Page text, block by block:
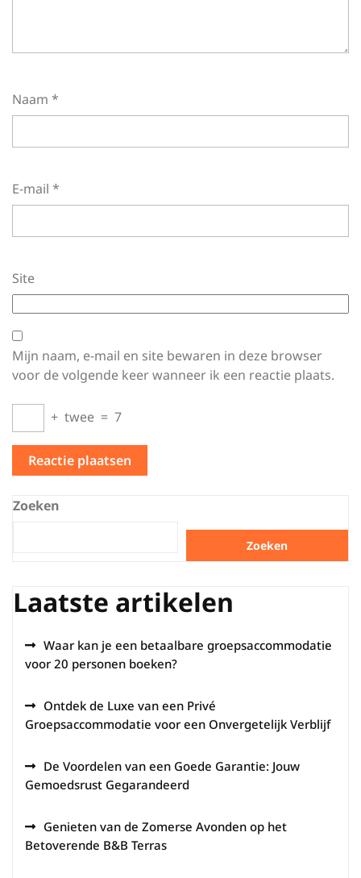
Naam *
E-mail *
Site
Mijn naam, e-mail en site bewaren in deze browser
voor de volgende keer wanneer ik een reactie plaats.
+ twee = 7
Zoeken
Zoeken
Laatste artikelen
Waar kan je een betaalbare groepsaccommodatie
voor 20 personen boeken?
Ontdek de Luxe van een Privé
Groepsaccommodatie voor een Onvergetelijk Verblijf
De Voordelen van een Goede Garantie: Jouw
Gemoedsrust Gegarandeerd
Genieten van de Zomerse Avonden op het
Betoverende B&B Terras